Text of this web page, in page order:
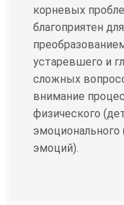
корневых
благоприятен
устаревшего и
сложных
внимание
физического
эмоционального
эмоций).